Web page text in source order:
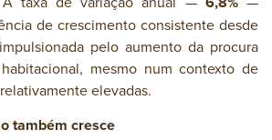
de crescimento consistente desde
pelo aumento da procura
mesmo num contexto de
elevadas.
também cresce